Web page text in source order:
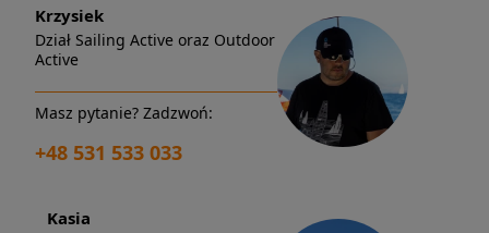
Krzysiek
Dział Sailing Active oraz Outdoor
Active
Masz pytanie? Zadzwoń:
+48 531 533 033
Kasia